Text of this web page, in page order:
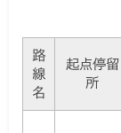
路
線
名
起点停留
所